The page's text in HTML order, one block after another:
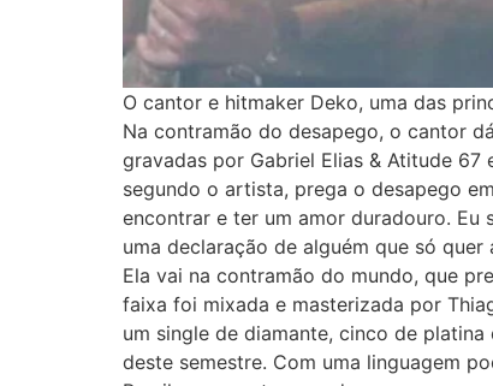
O cantor e hitmaker Deko, uma das
Na contramão do desapego, o cantor
gravadas por Gabriel Elias & Atitude
segundo o artista, prega o desapego
encontrar e ter um amor duradouro. Eu
uma declaração de alguém que só
Ela vai na contramão do mundo, que
faixa foi mixada e masterizada por
um single de diamante, cinco de
deste semestre. Com uma linguagem